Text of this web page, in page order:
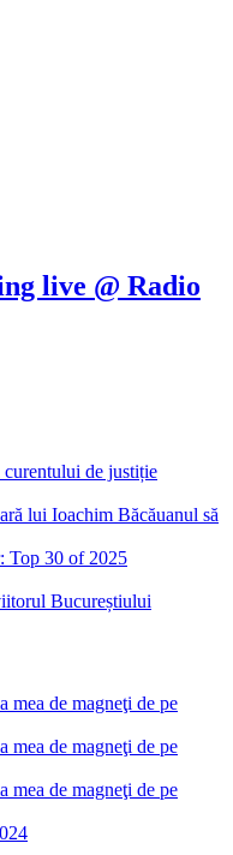
live @ Radio
de justiție
lui Ioachim Băcăuanul să
Top 30 of 2025
Bucureștiului
mea de magneţi de pe
mea de magneţi de pe
mea de magneţi de pe